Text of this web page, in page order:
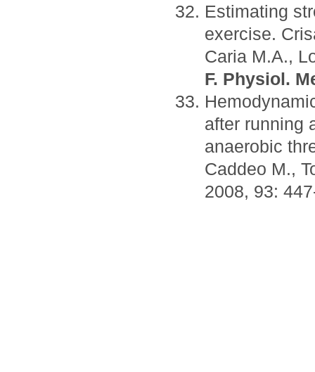
Estimating
exercise.
Caria M.A.,
F. Physiol.
after running
anaerobic
Caddeo M.,
2008, 93: